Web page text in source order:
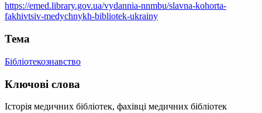
https://emed.library.gov.ua/vydannia-nnmbu/slavna-kohorta-
fakhivtsiv-medychnykh-bibliotek-ukrainy
Тема
Бібліотекознавство
Ключові слова
Історія медичних бібліотек, фахівці медичних бібліотек